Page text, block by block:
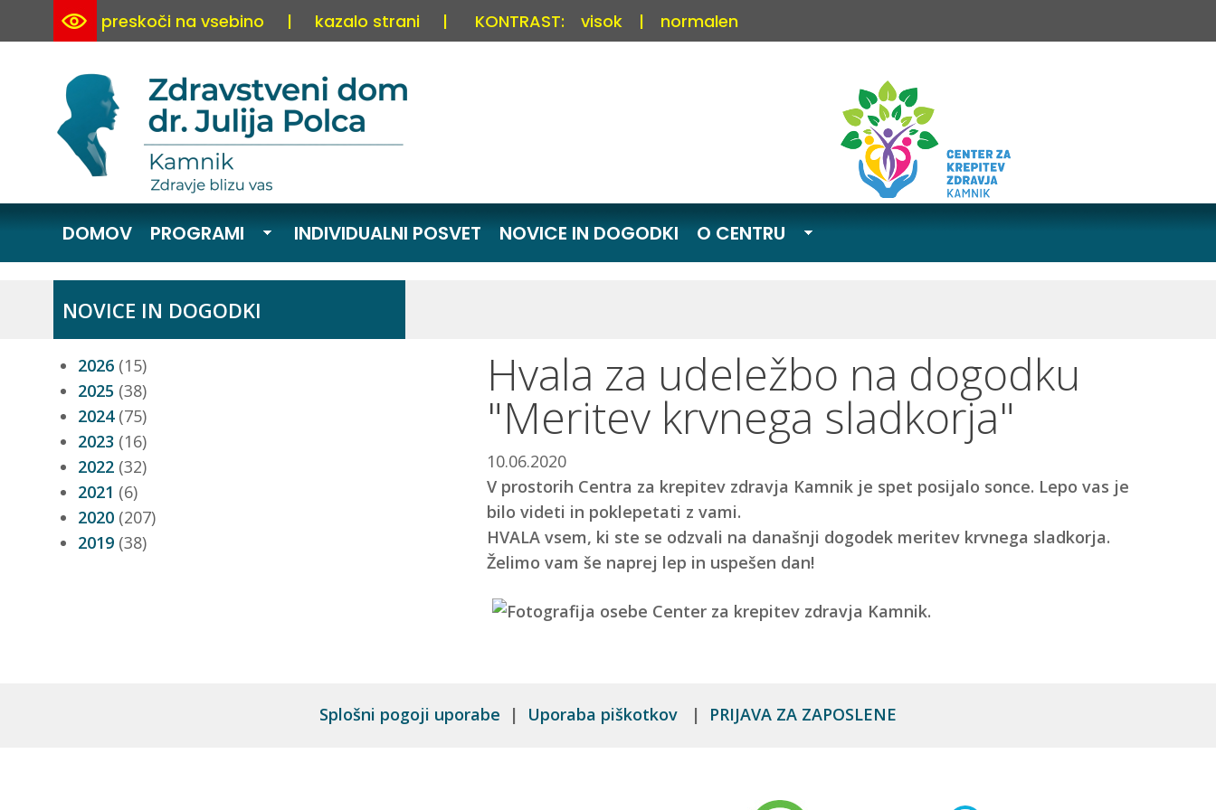
preskoči na vsebino | kazalo strani | KONTRAST: visok | normalen
DOMOV PROGRAMI INDIVIDUALNI POSVET NOVICE IN DOGODKI O CENTRU
NOVICE IN DOGODKI
2026 (15)
2025 (38)
2024(75)
2023 (16)
2022 (32)
2021 (6)
2020 (207)
2019 (38)
Hvala za udeležbo na dogodku
"Meritev krvnega sladkorja"
10.06.2020
V prostorih Centra za krepitev zdravja Kamnik je spet posijalo sonce. Lepo vas je
bilo videti in poklepetati z vami.
HVALA vsem, ki ste se odzvali na današnji dogodek meritev krvnega sladkorja.
Želimo vam še naprej lep in uspešen dan!
Splošni pogoji uporabe | Uporaba piškotkov | PRIJAVA ZA ZAPOSLENE